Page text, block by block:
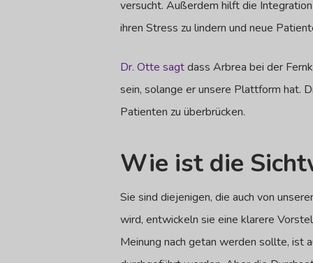
versucht. Außerdem hilft die
ihren Stress zu lindern und neue
Dr. Otte sagtdass Arbrea bei der
sein, solange er unsere Plattform hat.
Patienten zu überbrücken.
Wie ist die
Sie sind diejenigen, die auch von
wird, entwickeln sie eine klarere
Meinung nach getan werden sollte, ist